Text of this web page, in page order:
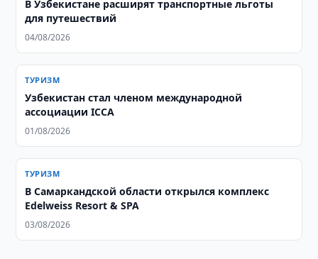
В Узбекистане расширят транспортные льготы
для путешествий
04/08/2026
ТУРИЗМ
Узбекистан стал членом международной
ассоциации ICCA
01/08/2026
ТУРИЗМ
В Самаркандской области открылся комплекс
Edelweiss Resort & SPA
03/08/2026